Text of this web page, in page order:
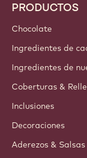
PRODUCTOS
Chocolate
Ingredientes de
Ingredientes de
Coberturas &
Inclusiones
Decoraciones
Aderezos & Salsas